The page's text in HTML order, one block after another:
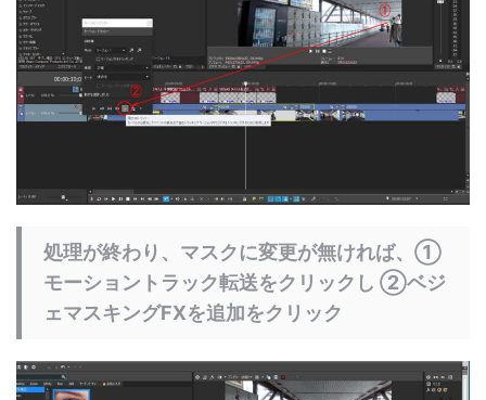
処理が終わり、マスクに変更が無ければ、①
モーショントラック転送をクリックし ②ベジ
ェマスキングFXを追加をクリック